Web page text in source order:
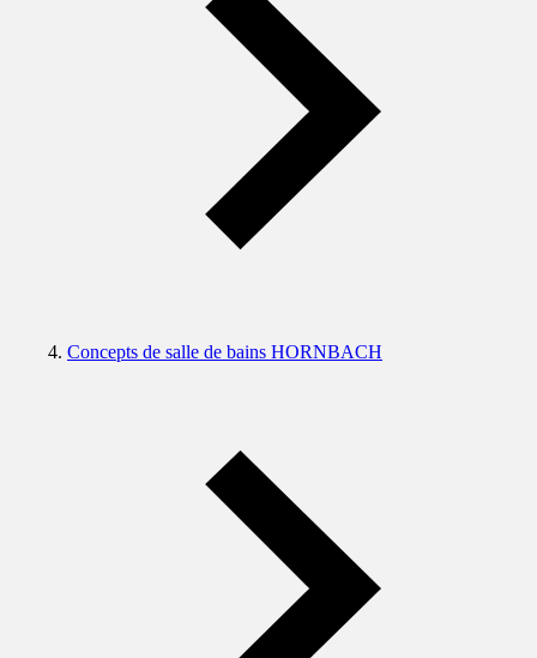
Concepts de salle de bains HORNBACH